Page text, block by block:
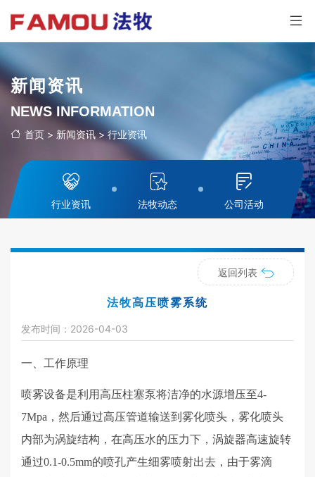
新闻资讯
NEWS INFORMATION
首页 > 新闻资讯>行业资讯
行业资讯 法牧动态 公司活动
法牧高压喷雾系统
返回列表
发布时间：2026-04-03
一、工作原理
喷雾设备是利用高压柱塞泵将洁净的水源增压至4-
7Mpa ，然后通过高压管道输送到雾化喷头，雾化喷头
内部为涡旋结构，在高压水的压力下，涡旋器高速旋转
通过0.1-0.5mm的喷孔产生细雾喷射出去，由于雾滴